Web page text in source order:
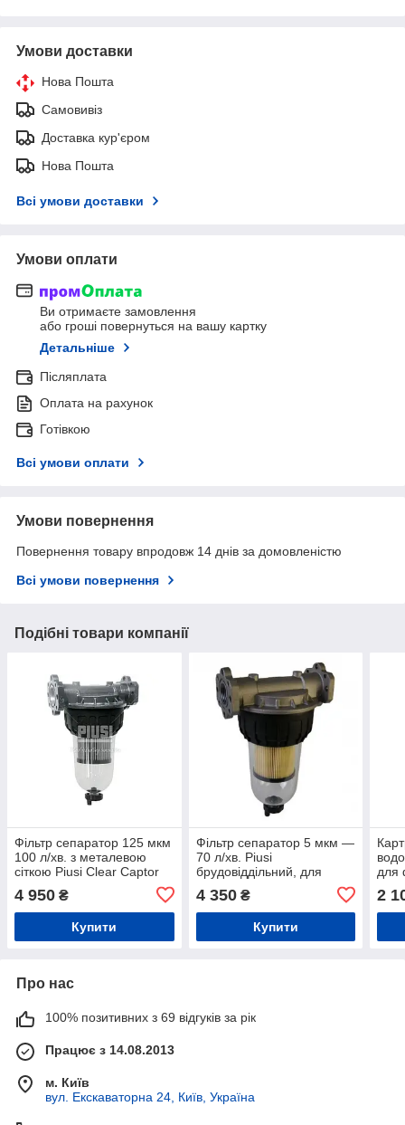
Умови доставки
Нова Пошта
Самовивіз
Доставка кур'єром
Нова Пошта
Всі умови доставки
Умови оплати
Ви отримаєте замовлення
або гроші повернуться на вашу картку
Детальніше
Післяплата
Оплата на рахунок
Готівкою
Всі умови оплати
Умови повернення
Повернення товару впродовж 14 днів за домовленістю
Всі умови повернення
Подібні товари компанії
Фільтр сепаратор 125 мкм
100 л/хв. з металевою
сіткою Piusi Clear Captor
4 950 ₴
Купити
Фільтр сепаратор 5 мкм —
70 л/хв. Piusi
брудовіддільний, для
станцію
4 350₴
Купити
для
2
Про нас
100% позитивних з 69 відгуків за рік
Працює з 14.08.2013
м. Київ
вул. Екскаваторна 24, Київ, Україна